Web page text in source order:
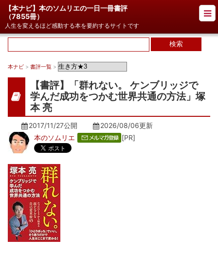
【本ナビ】本のソムリエの一日一冊書評
（7855冊）
人生を変えるほど感動する本を要約するサイトです
本ナビ > 書評一覧 >
【書評】「群れない。 ケンブリッジで
学んだ成功をつかむ世界共通の方法」塚
本 亮
2017/11/27公開 2026/08/06更新
本のソムリエ
[PR]